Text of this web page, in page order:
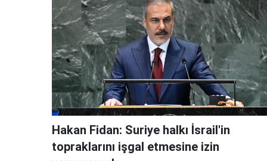
Hakan Fidan: Suriye halkı İsrail'in
topraklarını işgal etmesine izin